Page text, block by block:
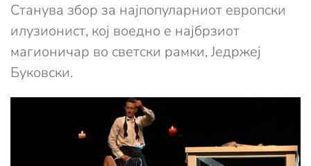
Станува збор за најпопуларниот европски
илузионист, кој воедно е најбрзиот
магионичар во светски рамки, Једржеј
Буковски.